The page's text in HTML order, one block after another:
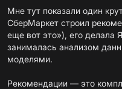
Мне тут показали один
СберМаркет строил
еще вот это»), его делала
занималась анализом
моделями.
Рекомендации — это